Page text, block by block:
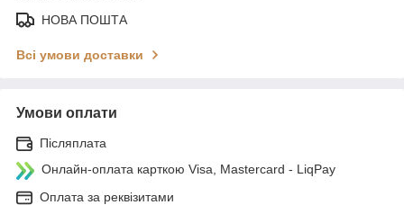
НОВА ПОШТА
Всі умови доставки
Умови оплати
Післяплата
Онлайн-оплата карткою Visa, Mastercard - LiqPay
Оплата за реквізитами